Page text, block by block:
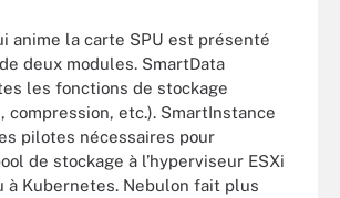
anime la carte SPU est présenté
deux modules. SmartData
les fonctions de stockage
compression, etc.). SmartInstance
pilotes nécessaires pour
de stockage à l’hyperviseur ESXi
à Kubernetes. Nebulon fait plus